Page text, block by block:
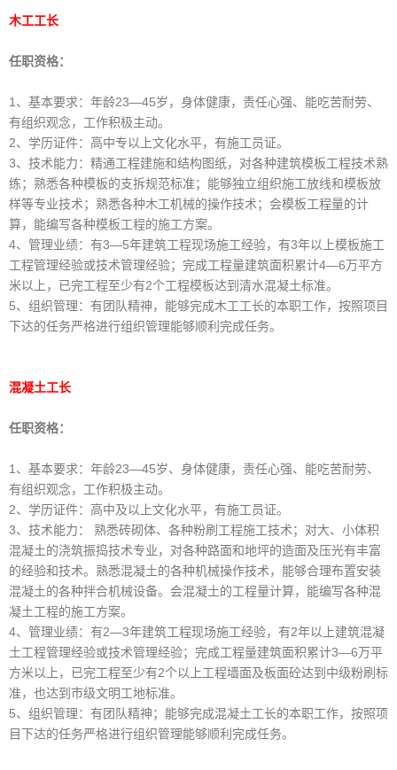
木工工长
任职资格：
1、基本要求：年龄23—45岁，身体健康，责任心强、能吃苦耐劳、
有组织观念，工作积极主动。
2、学历证件：高中专以上文化水平，有施工员证。
3、技术能力：精通工程建施和结构图纸，对各种建筑模板工程技术熟
练；熟悉各种模板的支拆规范标准；能够独立组织施工放线和模板放
样等专业技术；熟悉各种木工机械的操作技术；会模板工程量的计
算，能编写各种模板工程的施工方案。
4、管理业绩：有3—5年建筑工程现场施工经验，有3年以上模板施工
工程管理经验或技术管理经验；完成工程量建筑面积累计4—6万平方
米以上，已完工程至少有2个工程模板达到清水混凝土标准。
5、组织管理：有团队精神，能够完成木工工长的本职工作，按照项目
下达的任务严格进行组织管理能够顺利完成任务。
混凝土工长
任职资格：
1、基本要求：年龄23—45岁、身体健康，责任心强、能吃苦耐劳、
有组织观念，工作积极主动。
2、学历证件：高中及以上文化水平，有施工员证。
3、技术能力： 熟悉砖砌体、各种粉刷工程施工技术；对大、小体积
混凝土的浇筑振捣技术专业，对各种路面和地坪的造面及压光有丰富
的经验和技术。熟悉混凝土的各种机械操作技术，能够合理布置安装
混凝土的各种拌合机械设备。会混凝土的工程量计算，能编写各种混
凝土工程的施工方案。
4、管理业绩：有2—3年建筑工程现场施工经验，有2年以上建筑混凝
土工程管理经验或技术管理经验；完成工程量建筑面积累计3—6万平
方米以上，已完工程至少有2个以上工程墙面及板面砼达到中级粉刷标
准，也达到市级文明工地标准。
5、组织管理：有团队精神；能够完成混凝土工长的本职工作，按照项
目下达的任务严格进行组织管理能够顺利完成任务。